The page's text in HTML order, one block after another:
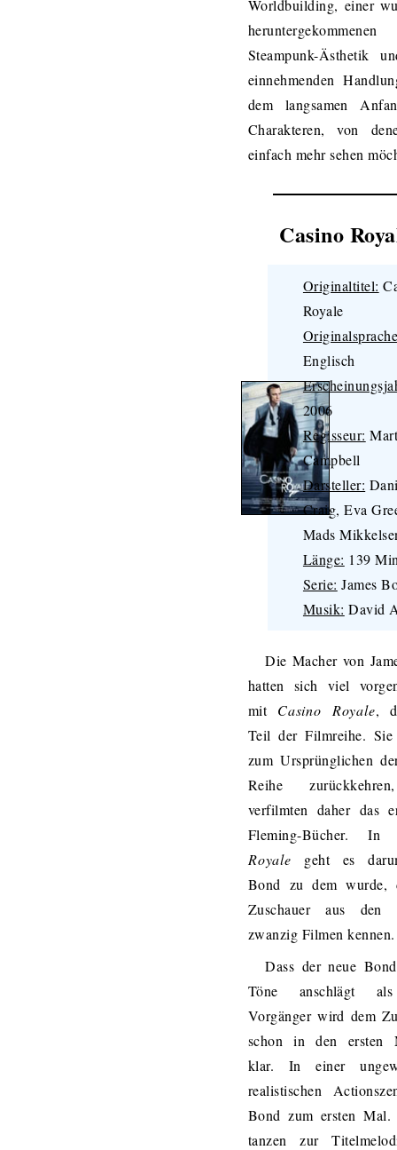
Worldbuilding, einer
heruntergekommenen
Steampunk-Ästhetik
einnehmenden
dem langsamen
Charakteren, von
einfach mehr sehen
Casino
Originaltitel:
Royale
Englisch
2006
Regisseur:
Campbell
Darsteller:
Craig, Eva
Mads
Länge: 139
Serie: James
Musik: David
Die Macher von
hatten sich viel
mit Casino Royale,
Teil der Filmreihe.
zum Ursprünglichen
Reihe
verfilmten daher das
Fleming-Bücher.
Royale geht es
Bond zu dem wurde,
Zuschauer aus den
zwanzig Filmen kennen.
Dass der neue
Töne anschlägt
Vorgänger wird dem
schon in den ersten
klar. In einer
realistischen
Bond zum ersten Mal.
tanzen zur